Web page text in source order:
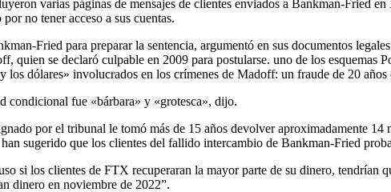
no tener acceso a sus cuentas.
Fried para preparar la sentencia, argumentó en sus documentos
quien se declaró culpable en 2009 para postularse. uno de los esquemas
dólares» involucrados en los crímenes de Madoff: un fraude de 20
condicional fue «bárbara» y «grotesca», dijo.
por el tribunal le tomó más de 15 años devolver aproximadamente
sugerido que los clientes del fallido intercambio de Bankman-Fried
si los clientes de FTX recuperaran la mayor parte de su dinero, tendrían
dinero en noviembre de 2022”.